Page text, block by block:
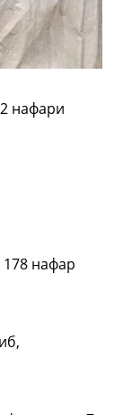
нафари
нафар